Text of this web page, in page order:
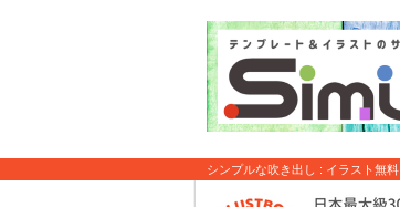
シンプルな吹き出し : イラスト無料